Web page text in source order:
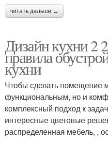
читать дальше →
Дизайн кухни 2
правила
кухни
Чтобы сделать помещение
функциональным, но и
комплексный подход к
интересные цветовые
распределенная мебель, ,